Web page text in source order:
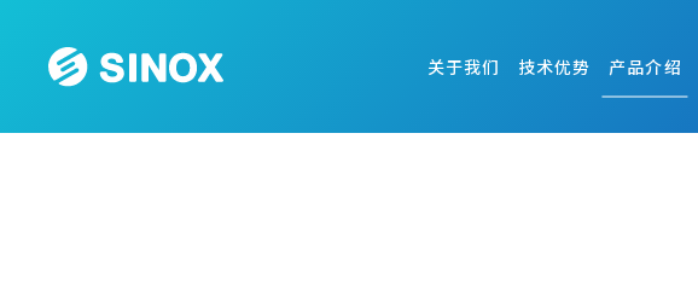
关于我们 技术优势 产品介绍